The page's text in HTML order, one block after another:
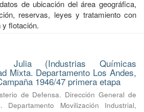
de ubicación del área geográfica,
reservas, leyes y tratamiento con
y flotación.
Julia (Industrias Químicas
Mixta. Departamento Los Andes,
1946/47 primera etapa
de Defensa. Dirección General de
Departamento Movilización Industrial,